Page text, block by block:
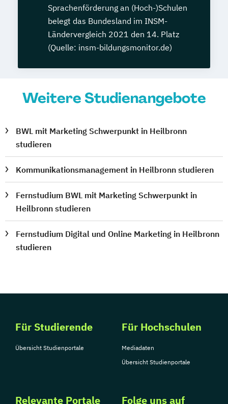
Sprachenförderung an (Hoch-)Schulen
belegt das Bundesland im INSM-
Ländervergleich 2021 den 14. Platz
(Quelle: insm-bildungsmonitor.de)
Weitere Studienangebote
BWL mit Marketing Schwerpunkt in Heilbronn
studieren
Kommunikationsmanagement in Heilbronn studieren
Fernstudium BWL mit Marketing Schwerpunkt in
Heilbronn studieren
Fernstudium Digital und Online Marketing in Heilbronn
studieren
Für Studierende
Übersicht Studienportale
Für Hochschulen
Mediadaten
Übersicht Studienportale
Relevante Portale Folge uns auf